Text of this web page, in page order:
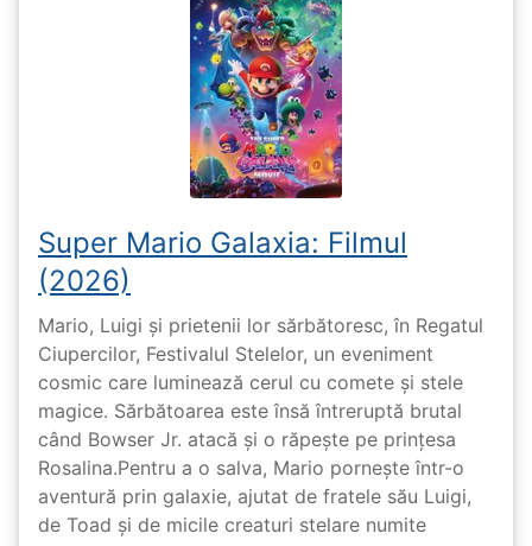
Super Mario Galaxia: Filmul
(2026)
Mario, Luigi și prietenii lor sărbătoresc, în Regatul
Ciupercilor, Festivalul Stelelor, un eveniment
cosmic care luminează cerul cu comete și stele
magice. Sărbătoarea este însă întreruptă brutal
când Bowser Jr. atacă și o răpește pe prinţesa
Rosalina.Pentru a o salva, Mario pornește într-o
aventură prin galaxie, ajutat de fratele său Luigi,
de Toad și de micile creaturi stelare numite